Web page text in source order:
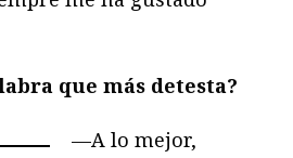
que más detesta?
—A lo mejor,